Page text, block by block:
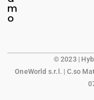
m
o
© 2023 |
OneWorld s.r.l. | C.so